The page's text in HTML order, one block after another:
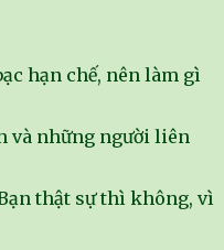
hạn chế, nên làm gì
và những người liên
thật sự thì không, vì